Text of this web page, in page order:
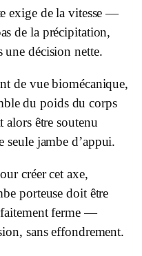
exige de la vitesse —
de la précipitation,
une décision nette.
de vue biomécanique,
du poids du corps
alors être soutenu
seule jambe d’appui.
créer cet axe,
porteuse doit être
ferme —
sans effondrement.